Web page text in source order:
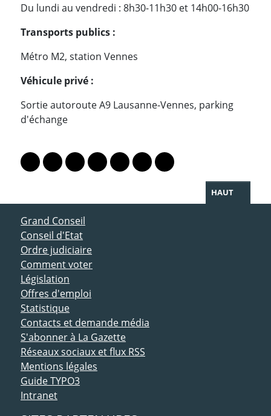
Du lundi au vendredi : 8h30-11h30 et 14h00-16h30
Transports publics :
Métro M2, station Vennes
Véhicule privé :
Sortie autoroute A9 Lausanne-Vennes, parking
d'échange
Lien vers le profil Mastodon
Lien vers le profil Bluesky
Lien vers le profil Instagram
Lien vers le profil Linkedin
Lien vers le profil Facebook
Lien vers le profil Twitter
Partager par WhatsApp
HAUT
ACCÈS DIRECT
Grand Conseil
Conseil d'Etat
Ordre judiciaire
Comment voter
Législation
Offres d'emploi
Statistique
Contacts et demande média
S'abonner à La Gazette
Réseaux sociaux et flux RSS
Mentions légales
Guide TYPO3
Intranet